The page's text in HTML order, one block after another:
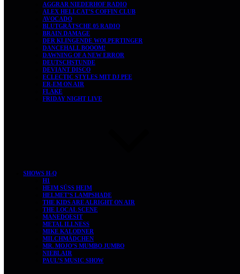
AGGRAR NIEDERHOF RADIO
ALEX HELLCAT’S COFFIN CLUB
AVOCADO
BLUTGRÄTSCHE 05 RADIO
BRAIN DAMAGE
DER KLINGENDE WOLPERTINGER
DANCEHALL BOOOM!
DAWNING OF A NEW ERROR
DEUTSCHSTUNDE
DEVIANT DISCO
ECLECTIC STYLES MIT DJ PEE
ER-EM ON AIR
FLAKE
FRIDAY NIGHT LIVE
SHOWS H-Q
H1
HEIM SÜSS HEIM
HELMET’S LAMPSHADE
THE KIDS ARE ALRIGHT ON AIR
THE LOCAL SCENE
MANEDOESIT
METAL ILLNESS
MIKE KALODNER
MILCHMÄDCHEN
MR. MOJO’S MUMBO JUMBO
NIEBLAIR
PAUL’S MUSIC SHOW